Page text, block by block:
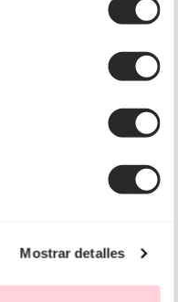
Mostrar detalles